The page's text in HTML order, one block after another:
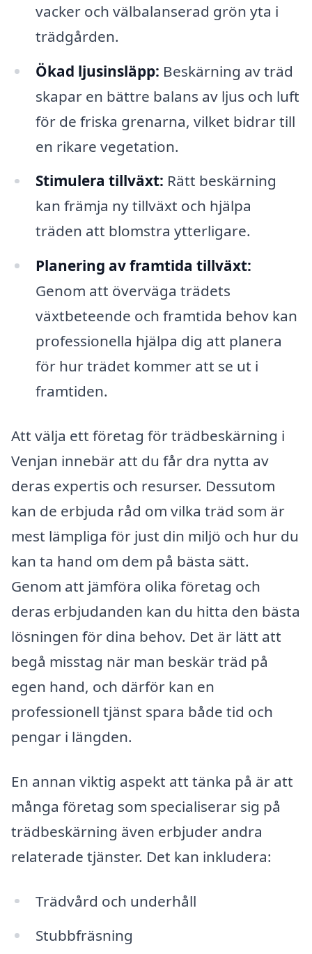
vacker och välbalanserad grön yta i
trädgården.
Ökad ljusinsläpp: Beskärning av träd
skapar en bättre balans av ljus och luft
för de friska grenarna, vilket bidrar till
en rikare vegetation.
Stimulera tillväxt: Rätt beskärning
kan främja ny tillväxt och hjälpa
träden att blomstra ytterligare.
Planering av framtida tillväxt:
Genom att överväga trädets
växtbeteende och framtida behov kan
professionella hjälpa dig att planera
för hur trädet kommer att se ut i
framtiden.
Att välja ett företag för trädbeskärning i
Venjan innebär att du får dra nytta av
deras expertis och resurser. Dessutom
kan de erbjuda råd om vilka träd som är
mest lämpliga för just din miljö och hur du
kan ta hand om dem på bästa sätt.
Genom att jämföra olika företag och
deras erbjudanden kan du hitta den bästa
lösningen för dina behov. Det är lätt att
begå misstag när man beskär träd på
egen hand, och därför kan en
professionell tjänst spara både tid och
pengar i längden.
En annan viktig aspekt att tänka på är att
många företag som specialiserar sig på
trädbeskärning även erbjuder andra
relaterade tjänster. Det kan inkludera:
Trädvård och underhåll
Stubbfräsning